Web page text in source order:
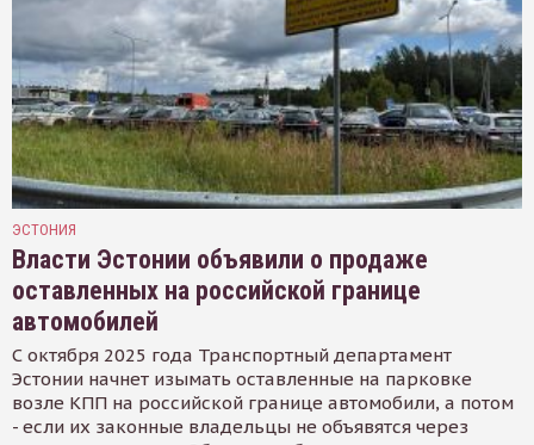
ЭСТОНИЯ
Власти Эстонии объявили о продаже
оставленных на российской границе
автомобилей
С октября 2025 года Транспортный департамент
Эстонии начнет изымать оставленные на парковке
возле КПП на российской границе автомобили, а потом
- если их законные владельцы не объявятся через